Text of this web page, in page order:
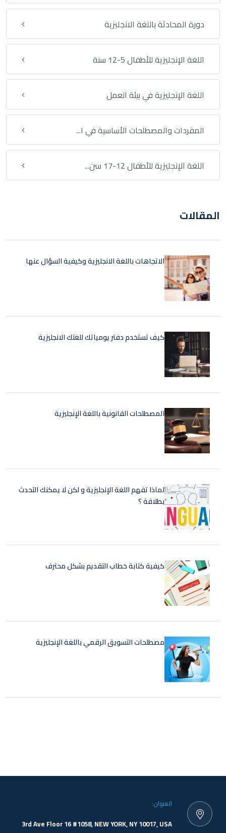
دورة المحادثة باللغة الانجليزية
اللغة الإنجليزية للأطفال 5-12 سنة
اللغة الإنجليزية في بيئة العمل
المفردات والمصطلحات الأساسية في ا...
اللغة الإنجليزية للأطفال 12-17 سن...
المقالات
الاتجاهات باللغة الانجليزية وكيفية السؤال عنها
كيف تستخدم دفتر يومياتك للغتك الانجليزية
المصطلحات القانونية باللغة الإنجليزية
لماذا تفهم اللغة الإنجليزية و لكن لا يمكنك التحدث
بطلاقة ؟
كيفية كتابة خطاب التقديم بشكل محترف
مصطلحات التسويق الرقمي باللغة الإنجليزية
العنوان:
3rd Ave Floor 16 #1058, NEW YORK, NY 10017, USA